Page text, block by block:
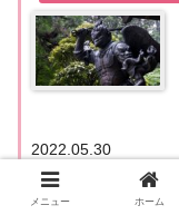
2022.05.30
メニュー ホーム